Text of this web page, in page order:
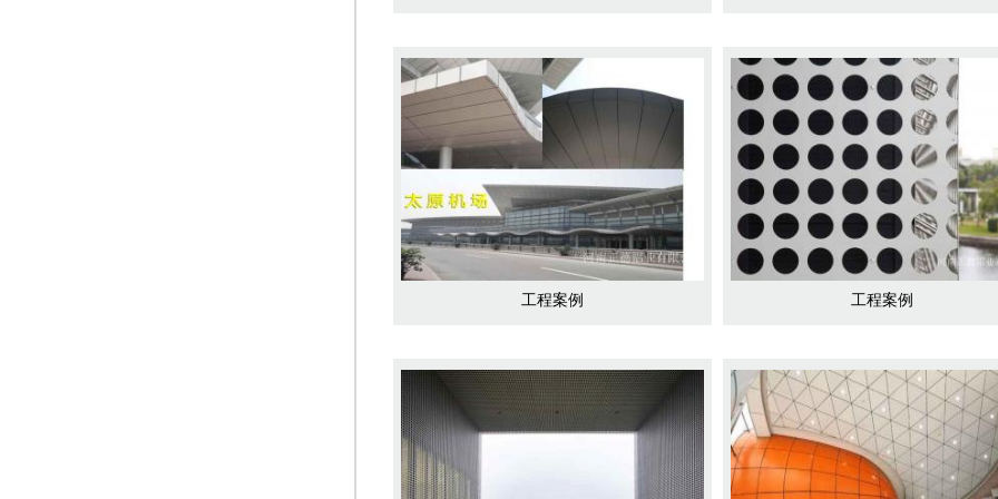
工程案例 工程案例